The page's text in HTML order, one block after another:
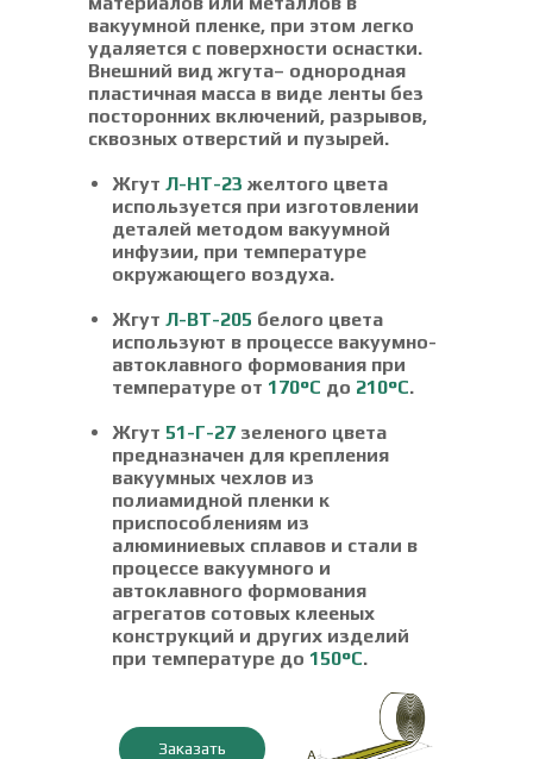
вакуумной пленке, при этом легко
удаляется с поверхности оснастки.
Внешний вид жгута– однородная
пластичная масса в виде ленты без
посторонних включений, разрывов,
сквозных отверстий и пузырей.
Жгут Л-НТ-23 желтого цвета
используется при изготовлении
деталей методом вакуумной
инфузии, при температуре
окружающего воздуха.
Жгут Л-ВТ-205 белого цвета
используют в процессе вакуумно-
автоклавного формования при
температуре от 170°С до 210°С.
Жгут 51-Г-27 зеленого цвета
предназначен для крепления
вакуумных чехлов из
полиамидной пленки к
приспособлениям из
алюминиевых сплавов и стали в
процессе вакуумного и
автоклавного формования
агрегатов сотовых клееных
конструкций и других изделий
при температуре до 150°С.
Заказать